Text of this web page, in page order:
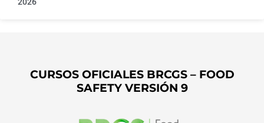
CURSOS OFICIALES BRCGS – FOOD
SAFETY VERSIÓN 9